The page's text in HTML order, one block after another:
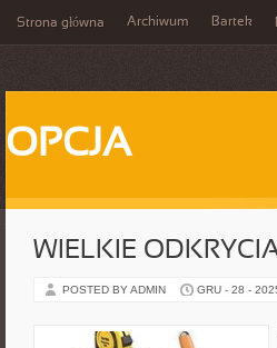
Strona główna Archiwum Bartek
OPCJA
WIELKIE
POSTED BY ADMIN GRU - 28 -